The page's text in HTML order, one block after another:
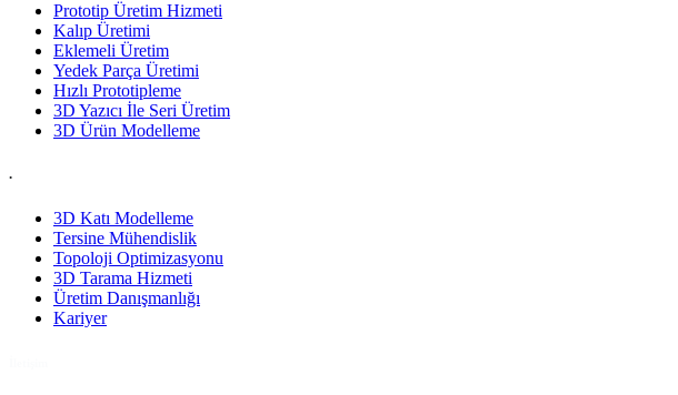
Prototip Üretim Hizmeti
Kalıp Üretimi
Eklemeli Üretim
Yedek Parça Üretimi
Hızlı Prototipleme
3D Yazıcı İle Seri Üretim
3D Ürün Modelleme
.
3D Katı Modelleme
Tersine Mühendislik
Topoloji Optimizasyonu
3D Tarama Hizmeti
Üretim Danışmanlığı
Kariyer